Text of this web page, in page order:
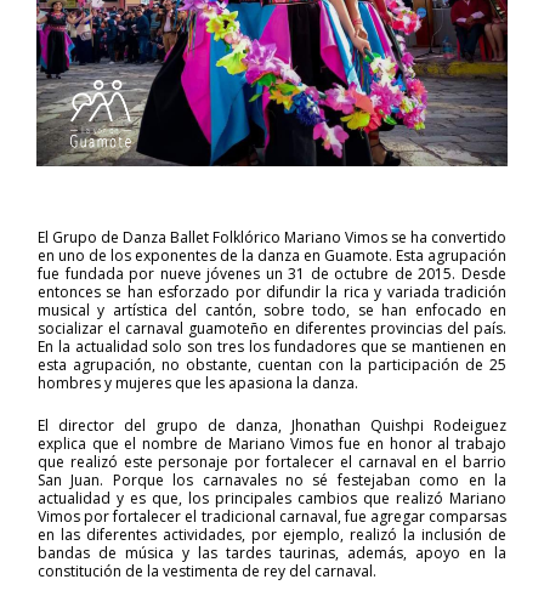
El Grupo de Danza Ballet Folklórico Mariano Vimos se ha convertido
en uno de los exponentes de la danza en Guamote. Esta agrupación
fue fundada por nueve jóvenes un 31 de octubre de 2015. Desde
entonces se han esforzado por difundir la rica y variada tradición
musical y artística del cantón, sobre todo, se han enfocado en
socializar el carnaval guamoteño en diferentes provincias del país.
En la actualidad solo son tres los fundadores que se mantienen en
esta agrupación, no obstante, cuentan con la participación de 25
hombres y mujeres que les apasiona la danza.
El director del grupo de danza, Jhonathan Quishpi Rodeiguez
explica que el nombre de Mariano Vimos fue en honor al trabajo
que realizó este personaje por fortalecer el carnaval en el barrio
San Juan. Porque los carnavales no sé festejaban como en la
actualidad y es que, los principales cambios que realizó Mariano
Vimos por fortalecer el tradicional carnaval, fue agregar comparsas
en las diferentes actividades, por ejemplo, realizó la inclusión de
bandas de música y las tardes taurinas, además, apoyo en la
constitución de la vestimenta de rey del carnaval.